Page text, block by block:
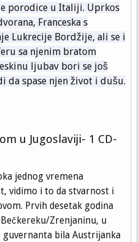
porodice u Italiji. Uprkos
Franceska s
Lukrecije Bordžije, ali se i
sa njenim bratom
eskinu ljubav bori se još
da spase njenživot i dušu.
u Jugoslaviji- 1 CD-
jednog vremena
vidimo i to da stvarnost i
Prvih desetak godina
Zrenjaninu, u
bila Austrijanka